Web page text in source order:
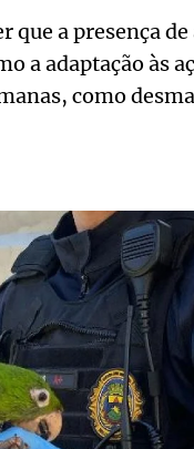
que a presença
a adaptação às
como